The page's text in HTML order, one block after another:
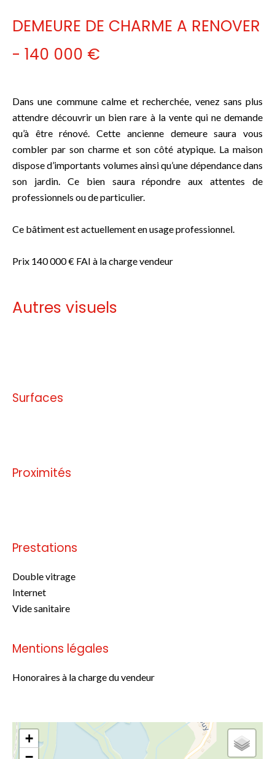
DEMEURE DE CHARME A RENOVER
- 140 000 €
Dans une commune calme et recherchée, venez sans plus
attendre découvrir un bien rare à la vente qui ne demande
qu’à être rénové. Cette ancienne demeure saura vous
combler par son charme et son côté atypique. La maison
dispose d’importants volumes ainsi qu’une dépendance dans
son jardin. Ce bien saura répondre aux attentes de
professionnels ou de particulier.
Ce bâtiment est actuellement en usage professionnel.
Prix 140 000 € FAI à la charge vendeur
Autres visuels
Surfaces
Proximités
Prestations
Double vitrage
Internet
Vide sanitaire
Mentions légales
Honoraires à la charge du vendeur
+